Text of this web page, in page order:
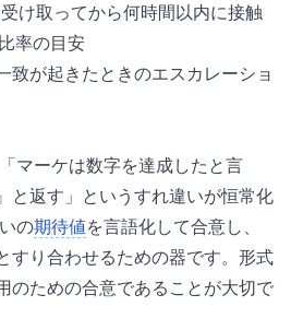
け取ってから何時間以内に接触
率の目安
致が起きたときのエスカレーショ
マーケは数字を達成したと言
と返す」というすれ違いが恒常化
の期待値を言語化して合意し、
すり合わせるための器です。形式
のための合意であることが大切で